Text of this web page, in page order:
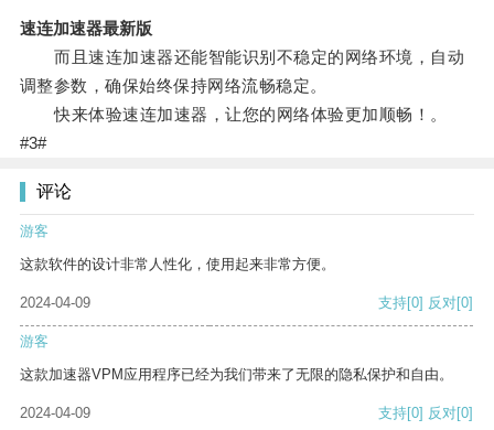
速连加速器最新版
而且速连加速器还能智能识别不稳定的网络环境，自动
调整参数，确保始终保持网络流畅稳定。
快来体验速连加速器，让您的网络体验更加顺畅！。
#3#
评论
游客
这款软件的设计非常人性化，使用起来非常方便。
2024-04-09 支持[0] 反对[0]
游客
这款加速器VPM应用程序已经为我们带来了无限的隐私保护和自由。
2024-04-09 支持[0] 反对[0]